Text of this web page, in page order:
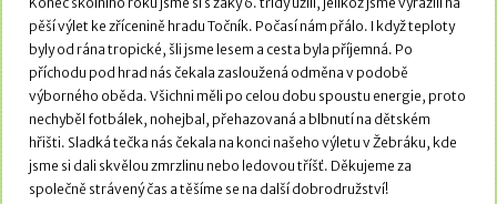
pěší výlet ke zřícenině hradu Točník. Počasí nám přálo. I když teploty
byly od rána tropické, šli jsme lesem a cesta byla příjemná. Po
příchodu pod hrad nás čekala zasloužená odměna v podobě
výborného oběda. Všichni měli po celou dobu spoustu energie, proto
nechyběl fotbálek, nohejbal, přehazovaná a blbnutí na dětském
hřišti. Sladká tečka nás čekala na konci našeho výletu v Žebráku, kde
jsme si dali skvělou zmrzlinu nebo ledovou tříšť. Děkujeme za
společně strávený čas a těšíme se na další dobrodružství!